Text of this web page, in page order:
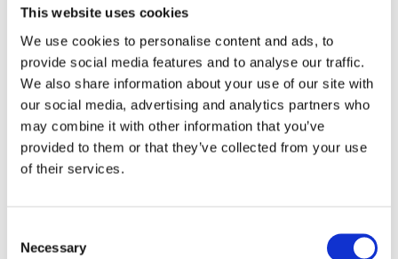
This website uses cookies
We use cookies to personalise content and ads, to
provide social media features and to analyse our traffic.
We also share information about your use of our site with
our social media, advertising and analytics partners who
may combine it with other information that you’ve
provided to them or that they’ve collected from your use
of their services.
Selection
Necessary
binnen de organisatie
Coördineren van tender- en voorbereidingstrajecten
Bewaken van kwaliteit, planning en rendement van
projecten
Wat verwachten wij?
mee te nemen in veranderingen en verbeteringen.